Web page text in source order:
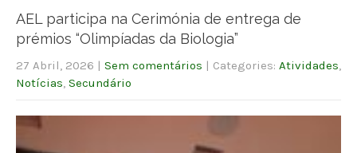
AEL participa na Cerimónia de entrega de
prémios “Olimpíadas da Biologia”
27 Abril, 2026 | Sem comentários | Categories: Atividades
Notícias Secundário